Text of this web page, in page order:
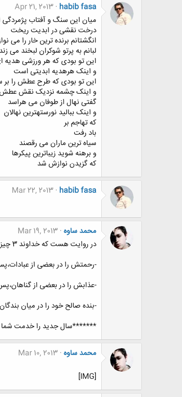
habib fasa
Apr 21, 2013
میان این سنگ و آفتاب پژمردگی
درخت نقشی در ابدیت ریخت
انگشتانم برنده ترین خار را می
لبانم به پرتو شوکران لبخند می زند
این تو بودی که هر ورزشی
و اینک هرهدیه ابدیتی است
این تو بودی که طرح عطش را
و اینک چشمه نزدیک نقش
گفتی نهال از طوفان می هراسد
و اینک ببالید نورستهترین نهالان
که تهاجم بر
باد رفت
سیاه ترین ماران می رقصند
و برهنه شوید زیباترین پیکرها
که گزیدن نوازش شد
habib fasa
Mar 22, 2013
محمد ساوه Mar 19, 2013
در روایت هست که خداوند 3 چیز را در 3 چیز پنهان کرده است.
-رحمتش را در بعضی از
-عذابش را در بعضی از
-بنده صالح خود را در میان
*******سال جدید را خدمت شما و
محمد ساوه Mar 10, 2013
[IMG]